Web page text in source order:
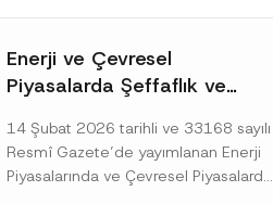
Enerji ve Çevresel
Piyasalarda Şeffaflık ve
İlişkin Yönetmelik’in Yürürlük
Tarihi Ertelendi
14 Şubat 2026 tarihli ve 33168 sayılı
Resmî Gazete’de yayımlanan Enerji
Piyasalarında ve Çevresel Piyasalarda